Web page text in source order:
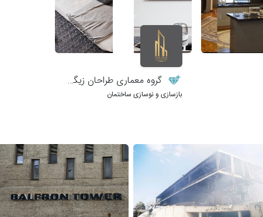
گروه معماری طراحان زیگورات
بازسازی و نوسازی ساختمان